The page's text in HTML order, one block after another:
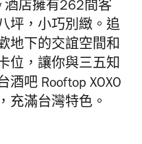
酒店擁有262間客
坪，小巧別緻。追
地下的交誼空間和
位，讓你與三五知
吧 Rooftop XOXO
充滿台灣特色。